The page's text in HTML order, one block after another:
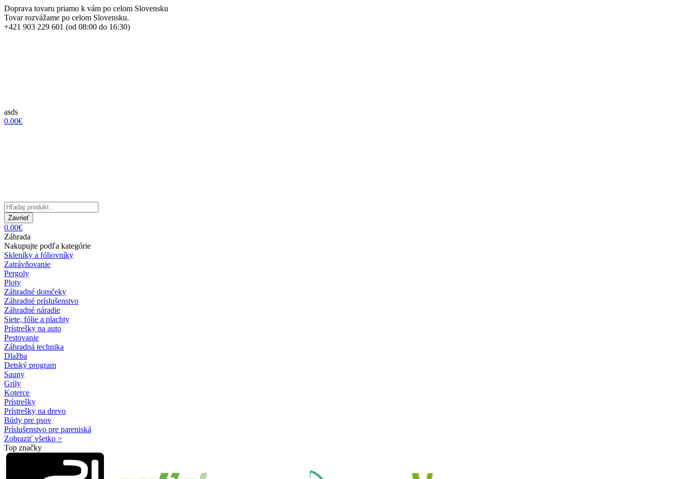
Doprava tovaru priamo k vám po celom Slovensku
Tovar rozvážame po celom Slovensku.
+421 903 229 601 (od 08:00 do 16:30)
asds
0.00€
Zavrieť
0.00€
Záhrada
Nakupujte podľa kategórie
Skleníky a fóliovníky
Zatrávňovanie
Pergoly
Ploty
Záhradné domčeky
Záhradné príslušenstvo
Záhradné náradie
Siete, fólie a plachty
Prístrešky na auto
Pestovanie
Záhradná technika
Dlažba
Detský program
Sauny
Grily
Koterce
Prístrešky
Prístrešky na drevo
Búdy pre psov
Príslušenstvo pre pareniská
Zobraziť všetko >
Top značky